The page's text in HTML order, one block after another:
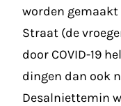
worden gemaakt
Straat (de
door COVID-19
dingen dan ook
Desalniettemin